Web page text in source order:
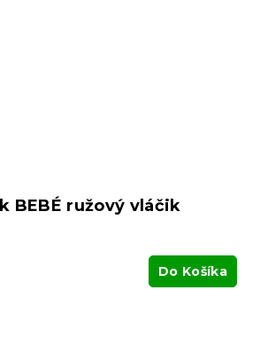
BEBÉ ružový vláčik
Do Košíka